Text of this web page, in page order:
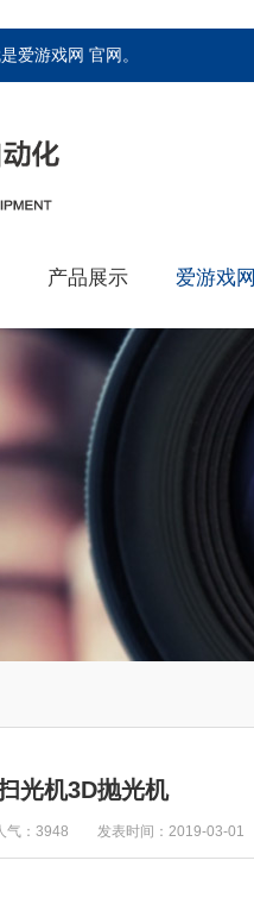
爱游戏网 官网。
产品展示 爱游戏网
光机3D抛光机
气：3948 发表时间：2019-03-01